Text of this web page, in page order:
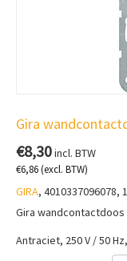
Gira
€8,30incl. BTW
€6,86(excl. BTW)
GIRA,
Gira wandcontactdoos
Antraciet, 250 V / 50